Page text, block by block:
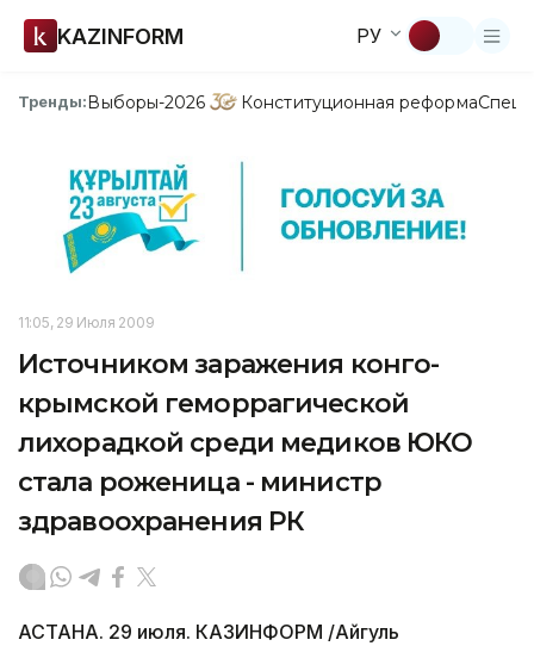
KAZINFORM РУ
Тренды:Выборы-2026 Конституционная реформа
11:05, 29 Июля 2009
Источником заражения конго-
крымской геморрагической
лихорадкой среди медиков ЮКО
стала роженица - министр
здравоохранения РК
АСТАНА. 29 июля. КАЗИНФОРМ /Айгуль